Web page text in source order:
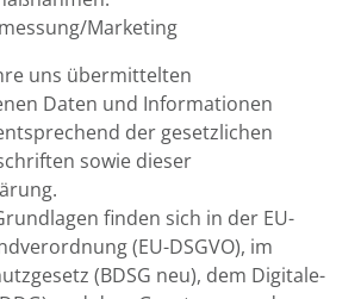
Marketing
uns übermittelten
Daten und Informationen
der gesetzlichen
sowie dieser
finden sich in der EU-
(EU-DSGVO), im
(BDSG neu), dem Digitale-